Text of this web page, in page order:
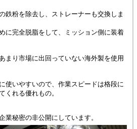
鉄粉を除去し、ストレーナーも交換しま
に完全脱脂をして、ミッション側に装着
まり市場に出回っていない海外製を使用
使いやすいので、作業スピードは格段に
くれる優れもの。
業秘密の非公開にしています。